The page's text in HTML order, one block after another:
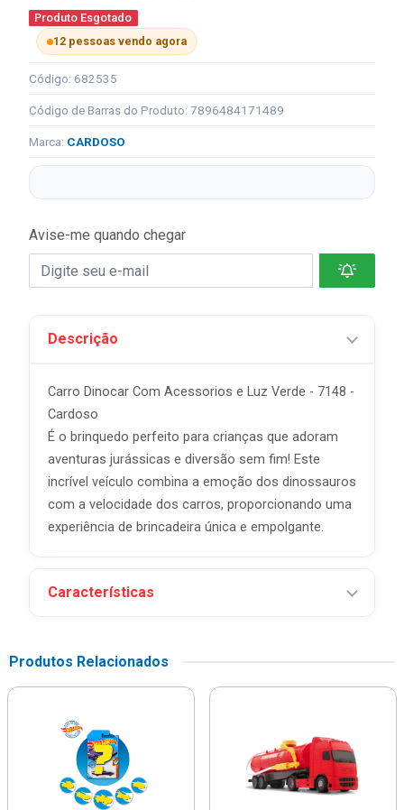
Produto Esgotado
12 pessoas vendo agora
Código: 682535
Código de Barras do Produto: 7896484171489
Marca: CARDOSO
Avise-me quando chegar
Descrição
Carro Dinocar Com Acessorios e Luz Verde - 7148 -
Cardoso
É o brinquedo perfeito para crianças que adoram
aventuras jurássicas e diversão sem fim! Este
incrível veículo combina a emoção dos dinossauros
com a velocidade dos carros, proporcionando uma
experiência de brincadeira única e empolgante.
Características
Produtos Relacionados